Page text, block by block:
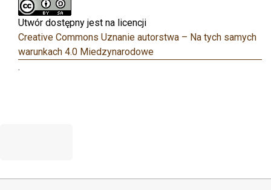
Utwór dostępny jest na licencji
Creative Commons Uznanie autorstwa – Na tych samych
warunkach 4.0 Miedzynarodowe
.